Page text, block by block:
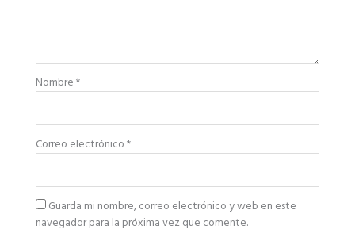
Nombre*
Correo electrónico*
Guarda mi nombre, correo electrónico y web en este
navegador para la próxima vez que comente.